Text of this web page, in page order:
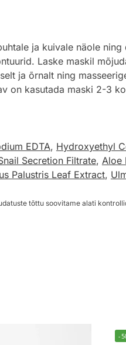
ja kuivale näole
Laske maskil
ja õrnalt ning
on kasutada maski 2-3
EDTA, Hydroxyethyl
Secretion Filtrate, Aloe
Palustris Leaf Extract,
tõttu soovitame alati
-